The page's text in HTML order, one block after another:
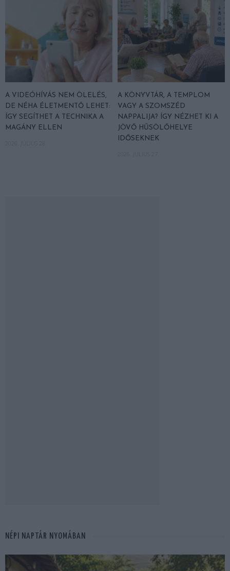
A VIDEÓHÍVÁS NEM ÖLELÉS,
DE NÉHA ÉLETMENTŐ LEHET:
ÍGY SEGÍTHET A TECHNIKA A
MAGÁNY ELLEN
A KÖNYVTÁR, A TEMPLOM
VAGY A SZOMSZÉD
NAPPALIJA? ÍGY NÉZHET KI A
JÖVŐ HŰSÖLŐHELYE
IDŐSEKNEK
NÉPI NAPTÁR NYOMÁBAN